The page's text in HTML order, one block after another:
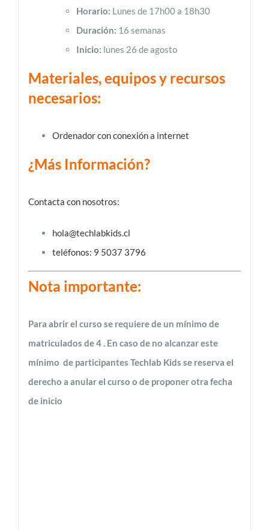
Horario: Lunes de 17h00 a 18h30
Duración: 16 semanas
Inicio: lunes 26 de agosto
Materiales, equipos y recursos
necesarios:
Ordenador con conexión a internet
¿Más Información?
Contacta con nosotros:
hola@techlabkids.cl
teléfonos: 9 5037 3796
Nota importante:
Para abrir el curso se requiere de un mínimo de
matriculados de 4 . En caso de no alcanzar este
mínimo de participantes Techlab Kids se reserva el
derecho a anular el curso o de proponer otra fecha
de inicio